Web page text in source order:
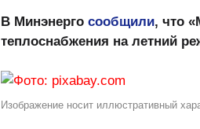
В Минэнерго сообщили, что
теплоснабжения на летний
Изображение носит иллюстративный